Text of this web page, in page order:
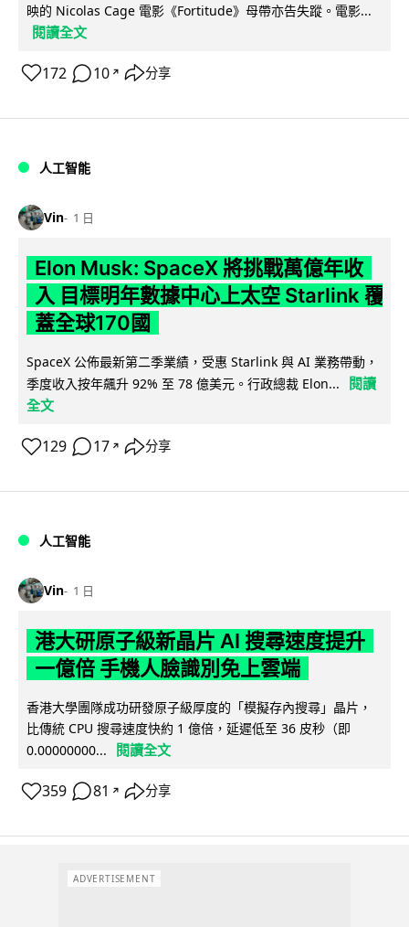
映的 Nicolas Cage 電影《Fortitude》母帶亦告失蹤。電影...
閱讀全文
172 10 ↗ 分享
人工智能
Vin 1 日
Elon Musk: SpaceX 將挑戰萬億年收
入 目標明年數據中心上太空 Starlink 覆
蓋全球170國
SpaceX 公佈最新第二季業績，受惠 Starlink 與 AI 業務帶動，
季度收入按年飆升 92% 至 78 億美元。行政總裁 Elon...
閱讀
全文
129 17 ↗ 分享
人工智能
Vin 1 日
港大研原子級新晶片 AI 搜尋速度提升
一億倍 手機人臉識別免上雲端
香港大學團隊成功研發原子級厚度的「模擬存內搜尋」晶片，
比傳統 CPU 搜尋速度快約 1 億倍，延遲低至 36 皮秒（即
0.00000000...
閱讀全文
359 81 ↗ 分享
ADVERTISEMENT